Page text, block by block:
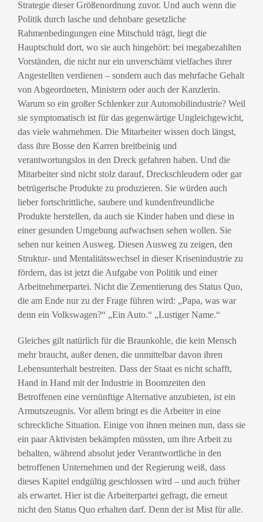
Strategie dieser Größenordnung zuvor. Und auch wenn die
Politik durch lasche und dehnbare gesetzliche
Rahmenbedingungen eine Mitschuld trägt, liegt die
Hauptschuld dort, wo sie auch hingehört: bei megabezahlten
Vorständen, die nicht nur ein unverschämt vielfaches ihrer
Angestellten verdienen – sondern auch das mehrfache Gehalt
von Abgeordneten, Ministern oder auch der Kanzlerin.
Warum so ein großer Schlenker zur Automobilindustrie? Weil
sie symptomatisch ist für das gegenwärtige Ungleichgewicht,
das viele wahrnehmen. Die Mitarbeiter wissen doch längst,
dass ihre Bosse den Karren breitbeinig und
verantwortungslos in den Dreck gefahren haben. Und die
Mitarbeiter sind nicht stolz darauf, Dreckschleudern oder gar
betrügerische Produkte zu produzieren. Sie würden auch
lieber fortschrittliche, saubere und kundenfreundliche
Produkte herstellen, da auch sie Kinder haben und diese in
einer gesunden Umgebung aufwachsen sehen wollen. Sie
sehen nur keinen Ausweg. Diesen Ausweg zu zeigen, den
Struktur- und Mentalitätswechsel in dieser Krisenindustrie zu
fördern, das ist jetzt die Aufgabe von Politik und einer
Arbeitnehmerpartei. Nicht die Zementierung des Status Quo,
die am Ende nur zu der Frage führen wird: „Papa, was war
denn ein Volkswagen?“ „Ein Auto.“ „Lustiger Name.“
Gleiches gilt natürlich für die Braunkohle, die kein Mensch
mehr braucht, außer denen, die unmittelbar davon ihren
Lebensunterhalt bestreiten. Dass der Staat es nicht schafft,
Hand in Hand mit der Industrie in Boomzeiten den
Betroffenen eine vernünftige Alternative anzubieten, ist ein
Armutszeugnis. Vor allem bringt es die Arbeiter in eine
schreckliche Situation. Einige von ihnen meinen nun, dass sie
ein paar Aktivisten bekämpfen müssten, um ihre Arbeit zu
behalten, während absolut jeder Verantwortliche in den
betroffenen Unternehmen und der Regierung weiß, dass
dieses Kapitel endgültig geschlossen wird – und auch früher
als erwartet. Hier ist die Arbeiterpartei gefragt, die erneut
nicht den Status Quo erhalten darf. Denn der ist Mist für alle.